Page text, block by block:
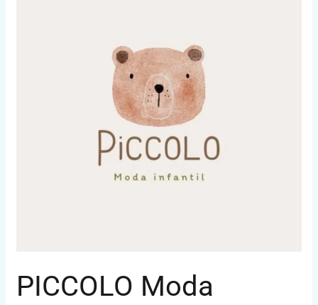
PICCOLO Moda